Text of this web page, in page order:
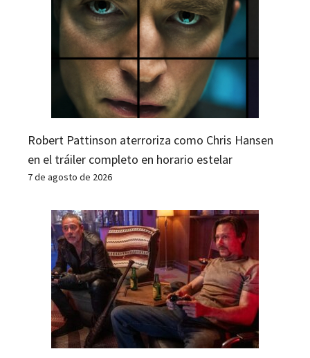
Robert Pattinson aterroriza como Chris Hansen
en el tráiler completo en horario estelar
7 de agosto de 2026